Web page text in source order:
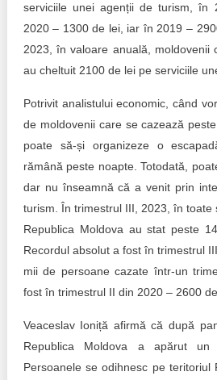
serviciile unei agenții de turism,
2020 – 1300 de lei, iar în 2019 –
2023, în valoare anuală, moldovenii
au cheltuit 2100 de lei pe serviciile
Potrivit analistului economic, când
de moldovenii care se cazează
poate să-și organizeze o
rămână peste noapte. Totodată,
dar nu înseamnă că a venit prin
turism. În trimestrul III, 2023, în toate
Republica Moldova au stat peste
Recordul absolut a fost în trimestrul
mii de persoane cazate într-un
fost în trimestrul II din 2020 – 2600
Veaceslav Ioniță afirmă că după
Republica Moldova a apărut un
Persoanele se odihnesc pe teritoriul